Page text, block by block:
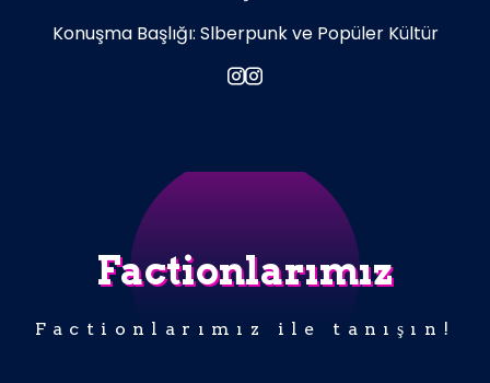
Konuşma Başlığı: Slberpunk ve Popüler Kültür
Factionlarımız
Factionlarımız ile tanışın!